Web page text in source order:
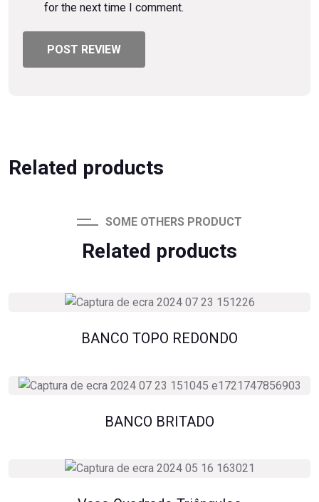
for the next time I comment.
POST REVIEW
Related products
SOME OTHERS PRODUCT
Related products
BANCO TOPO REDONDO
BANCO BRITADO